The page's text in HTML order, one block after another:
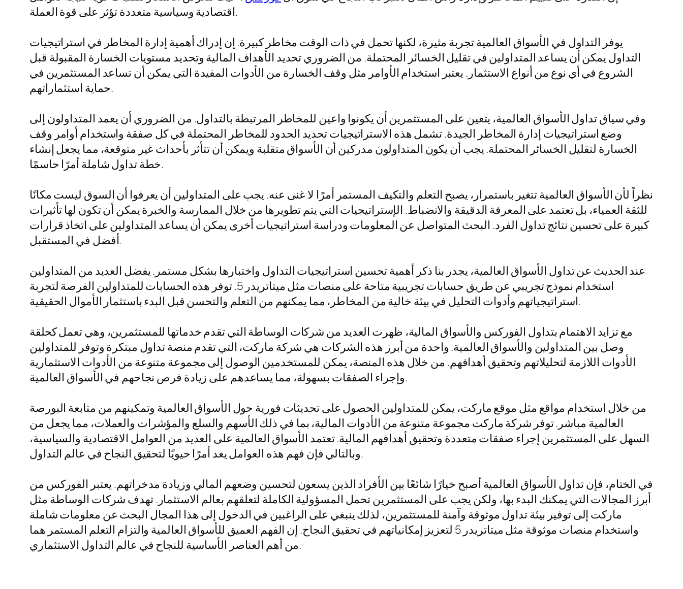
اقتصادية وسياسية متعددة تؤثر على قوة العملة.
يوفر التداول في الأسواق العالمية تجربة مثيرة، لكنها تحمل في ذات الوقت مخاطر كبيرة. إن إدراك أهمية إدارة المخاطر في استراتيجيات
التداول يمكن أن يساعد المتداولين في تقليل الخسائر المحتملة. من الضروري تحديد الأهداف المالية وتحديد مستويات الخسارة المقبولة قبل
الشروع في أي نوع من أنواع الاستثمار. يعتبر استخدام الأوامر مثل وقف الخسارة من الأدوات المفيدة التي يمكن أن تساعد المستثمرين في
حماية استثماراتهم.
وفي سياق تداول الأسواق العالمية، يتعين على المستثمرين أن يكونوا واعين للمخاطر المرتبطة بالتداول. من الضروري أن يعمد المتداولون إلى
وضع استراتيجيات إدارة المخاطر الجيدة. تشمل هذه الاستراتيجيات تحديد الحدود للمخاطر المحتملة في كل صفقة واستخدام أوامر وقف
الخسارة لتقليل الخسائر المحتملة. يجب أن يكون المتداولون مدركين أن الأسواق متقلبة ويمكن أن تتأثر بأحداث غير متوقعة، مما يجعل إنشاء
خطة تداول شاملة أمرًا حاسمًا.
نظراً لأن الأسواق العالمية تتغير باستمرار، يصبح التعلم والتكيف المستمر أمرًا لا غنى عنه. يجب على المتداولين أن يعرفوا أن السوق ليست مكانًا
للثقة العمياء، بل تعتمد على المعرفة الدقيقة والانضباط. الإستراتيجيات التي يتم تطويرها من خلال الممارسة والخبرة يمكن أن تكون لها تأثيرات
كبيرة على تحسين نتائج تداول الفرد. البحث المتواصل عن المعلومات ودراسة استراتيجيات أخرى يمكن أن يساعد المتداولين على اتخاذ قرارات
أفضل في المستقبل.
عند الحديث عن تداول الأسواق العالمية، يجدر بنا ذكر أهمية تحسين استراتيجيات التداول واختبارها بشكل مستمر. يفضل العديد من المتداولين
استخدام نموذج تجريبي عن طريق حسابات تجريبية متاحة على منصات مثل ميتاتريدر 5. توفر هذه الحسابات للمتداولين الفرصة لتجربة
استراتيجياتهم وأدوات التحليل في بيئة خالية من المخاطر، مما يمكنهم من التعلم والتحسن قبل البدء باستثمار الأموال الحقيقية.
مع تزايد الاهتمام بتداول الفوركس والأسواق المالية، ظهرت العديد من شركات الوساطة التي تقدم خدماتها للمستثمرين، وهي تعمل كحلقة
وصل بين المتداولين والأسواق العالمية. واحدة من أبرز هذه الشركات هي شركة ماركت، التي تقدم منصة تداول مبتكرة وتوفر للمتداولين
الأدوات اللازمة لتحليلاتهم وتحقيق أهدافهم. من خلال هذه المنصة، يمكن للمستخدمين الوصول إلى مجموعة متنوعة من الأدوات الاستثمارية
وإجراء الصفقات بسهولة، مما يساعدهم على زيادة فرص نجاحهم في الأسواق العالمية.
من خلال استخدام مواقع مثل موقع ماركت، يمكن للمتداولين الحصول على تحديثات فورية حول الأسواق العالمية وتمكينهم من متابعة البورصة
العالمية مباشر. توفر شركة ماركت مجموعة متنوعة من الأدوات المالية، بما في ذلك الأسهم والسلع والمؤشرات والعملات، مما يجعل من
السهل على المستثمرين إجراء صفقات متعددة وتحقيق أهدافهم المالية. تعتمد الأسواق العالمية على العديد من العوامل الاقتصادية والسياسية،
وبالتالي فإن فهم هذه العوامل يعد أمرًا حيويًا لتحقيق النجاح في عالم التداول.
في الختام، فإن تداول الأسواق العالمية أصبح خيارًا شائعًا بين الأفراد الذين يسعون لتحسين وضعهم المالي وزيادة مدخراتهم. يعتبر الفوركس من
أبرز المجالات التي يمكنك البدء بها، ولكن يجب على المستثمرين تحمل المسؤولية الكاملة لتعلقهم بعالم الاستثمار. تهدف شركات الوساطة مثل
ماركت إلى توفير بيئة تداول موثوقة وآمنة للمستثمرين، لذلك ينبغي على الراغبين في الدخول إلى هذا المجال البحث عن معلومات شاملة
واستخدام منصات موثوقة مثل ميتاتريدر 5 لتعزيز إمكانياتهم في تحقيق النجاح. إن الفهم العميق للأسواق العالمية والتزام التعلم المستمر هما
من أهم العناصر الأساسية للنجاح في عالم التداول الاستثماري.